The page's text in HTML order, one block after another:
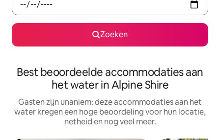
Zoeken
Best beoordeelde accommodaties aan
het water in Alpine Shire
Gasten zijn unaniem: deze accommodaties aan het
water kregen een hoge beoordeling voor hun locatie,
netheid en nog veel meer.